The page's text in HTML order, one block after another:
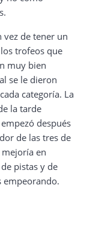
vez de tener un
trofeos que
muy bien
se le dieron
categoría. La
la tarde
después
de las tres de
en
pistas y de
empeorando.